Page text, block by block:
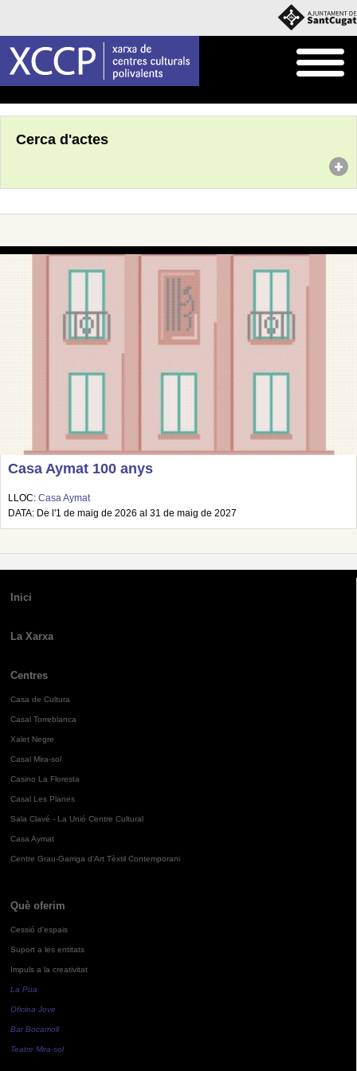
Cerca d'actes
Casa Aymat 100 anys
LLOC: Casa Aymat
DATA: De l'1 de maig de 2026 al 31 de maig de 2027
Inici
La Xarxa
Centres
Casa de Cultura
Casal Torreblanca
Xalet Negre
Casal Mira-sol
Casino La Floresta
Casal Les Planes
Sala Clavé - La Unió Centre Cultural
Casa Aymat
Centre Grau-Garriga d'Art Tèxtil Contemporani
Què oferim
Cessió d'espais
Suport a les entitats
Impuls a la creativitat
La Pua
Oficina Jove
Bar Bocamoll
Teatre Mira-sol